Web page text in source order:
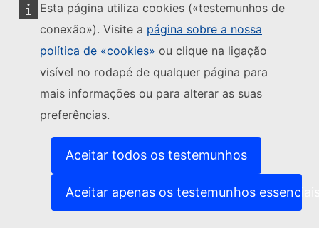
Esta página utiliza cookies («testemunhos de
conexão»). Visite a página sobre a nossa
política de «cookies» ou clique na ligação
visível no rodapé de qualquer página para
mais informações ou para alterar as suas
preferências.
Aceitar todos os testemunhos
Aceitar apenas os testemunhos
+
Gemeinsam gegen Hass: Bildung,
Begegnung und Verantwortung fördern
Título (automatic translation in български)
Заедно срещу омразата: Насърчаване на
образованието, срещите и отговорността
Título (automatický překlad do čeština)